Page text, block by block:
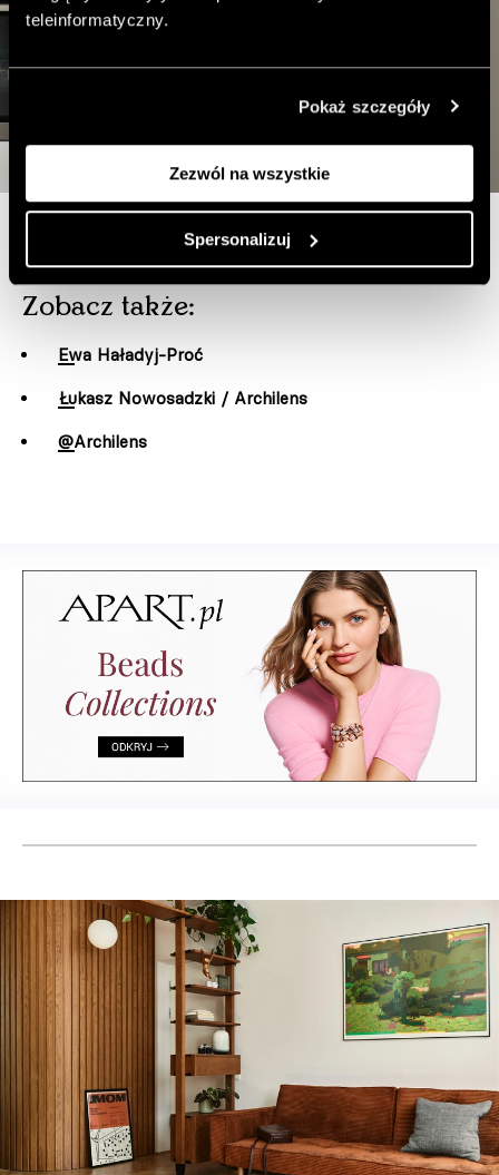
teleinformatyczny.
Pokaż szczegóły
Zezwól na wszystkie
Spersonalizuj
Zobacz także:
Ewa Haładyj-Proć
Łukasz Nowosadzki / Archilens
@Archilens